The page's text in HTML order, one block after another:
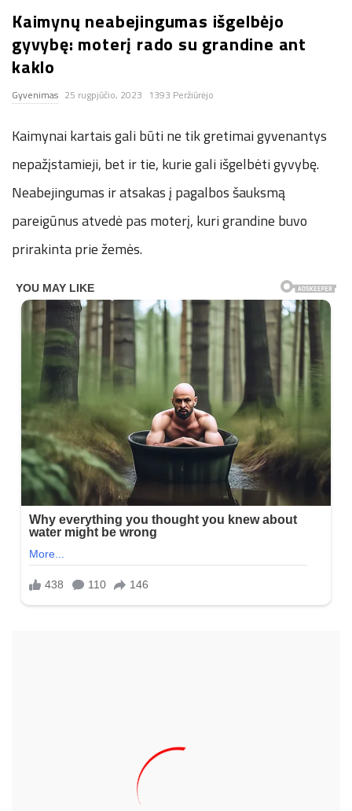
n
.
n
e
t
Kaimynų neabejingumas išgelbėjo
gyvybę: moterį rado su grandine ant
kaklo
Gyvenimas 25 rugpjūčio, 2023 1393 Peržiūrėjo
Kaimynai kartais gali būti ne tik gretimai gyvenantys
nepažįstamieji, bet ir tie, kurie gali išgelbėti gyvybę.
Neabejingumas ir atsakas į pagalbos šauksmą
pareigūnus atvedė pas moterį, kuri grandine buvo
prirakinta prie žemės.